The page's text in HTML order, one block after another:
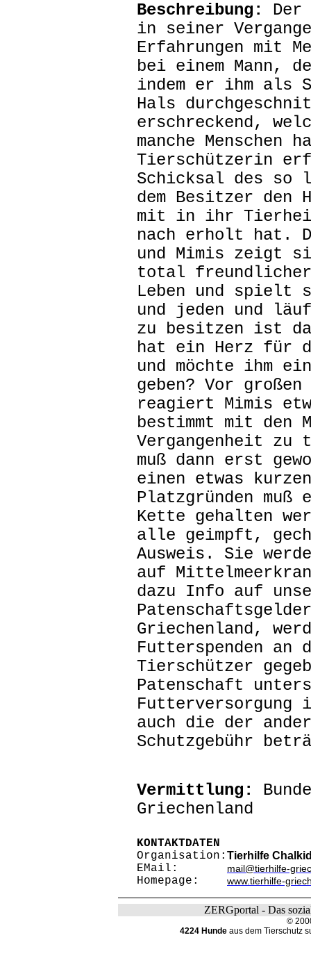
Beschreibung:
Der
in seiner
Erfahrungen mit
bei einem Mann,
indem er ihm als
Hals
erschreckend,
manche Menschen
Tierschützerin
Schicksal des so
dem Besitzer den
mit in ihr
nach erholt hat.
und Mimis zeigt
total
Leben und spielt
und jeden und
zu besitzen ist
hat ein Herz für
und möchte ihm
geben? Vor
reagiert Mimis
bestimmt mit den
Vergangenheit zu
muß dann erst
einen etwas
Platzgründen
Kette gehalten
alle geimpft,
Ausweis. Sie
auf
dazu Info auf
Griechenland,
Futterspenden an
Tierschützer
Patenschaft
Futterversorgung
auch die der
Schutzgebühr
Vermittlung:
Griechenland
KONTAKTDATEN
Organisation: Tierhilfe
EMail: mail@tierhilfe-
Homepage: www.tierhilfe-
ZERGportal - Das
©
4224 Hundeaus dem Tierschutz